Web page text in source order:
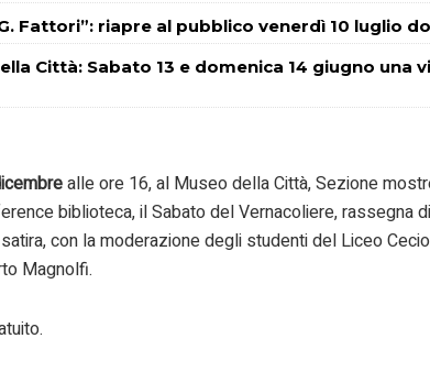
Fattori”: riapre al pubblico venerdì 10 luglio
Città: Sabato 13 e domenica 14 giugno
alle ore 16, al Museo della Città, Sezione
biblioteca, il Sabato del Vernacoliere, rassegna
con la moderazione degli studenti del Liceo
Magnolfi.